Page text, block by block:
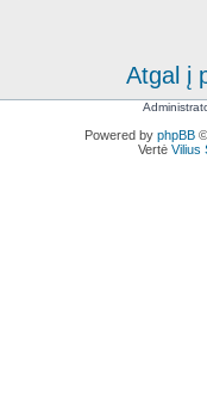
Atgal į
Powered by phpBB
Vertė Vilius